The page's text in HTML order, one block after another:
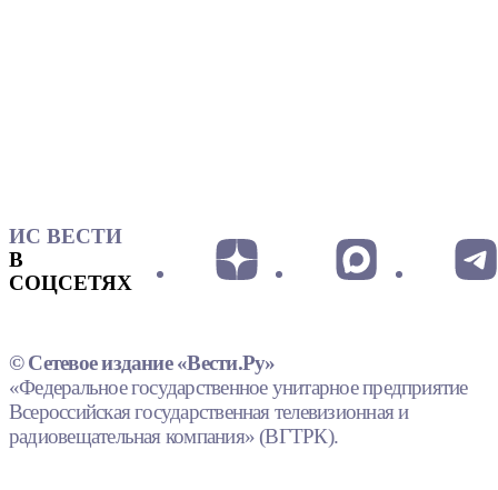
ИС ВЕСТИ
В
СОЦСЕТЯХ
© Сетевое издание «Вести.Ру»
«Федеральное государственное унитарное предприятие
Всероссийская государственная телевизионная и
радиовещательная компания» (ВГТРК).